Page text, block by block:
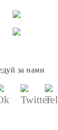
за нами